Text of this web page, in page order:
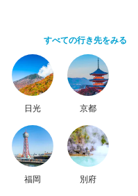
すべての行き先をみる
日光 京都
福岡 別府